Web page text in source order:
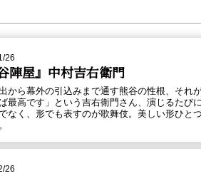
26
陣屋』中村吉右衛門
から幕外の引込みまで通す熊谷の性根、そ
最高です」という吉右衛門さん、演じるたび
なく、形でも表すのが歌舞伎。美しい形ひと
26